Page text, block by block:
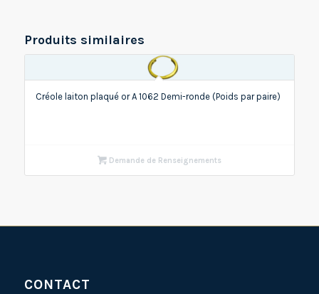
Produits similaires
Créole laiton plaqué or A 1062 Demi-ronde (Poids par paire)
Demande de Renseignements
CONTACT